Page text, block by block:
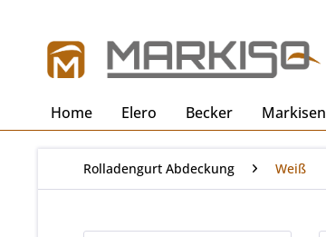
Home Elero Becker Markisen
Rolladengurt Abdeckung Weiß